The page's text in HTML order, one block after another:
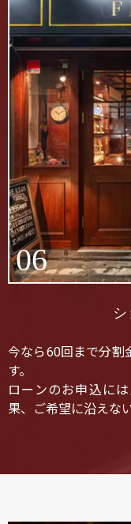
06
今なら60回まで分割
す。
ローンのお申込に
果、ご希望に沿えな